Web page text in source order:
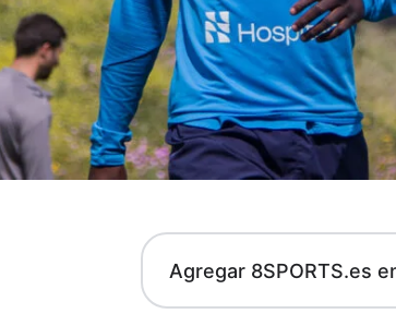
Agregar 8SPORTS.es